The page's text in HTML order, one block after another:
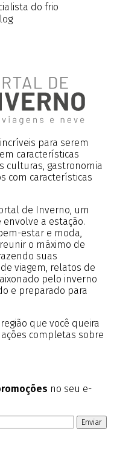
do frio
para serem
características
culturas, gastronomia
com características
de Inverno, um
a estação.
estar e moda,
o máximo de
suas
viagem, relatos de
pelo inverno
e preparado para
que você queira
completas sobre
no seu e-
Enviar